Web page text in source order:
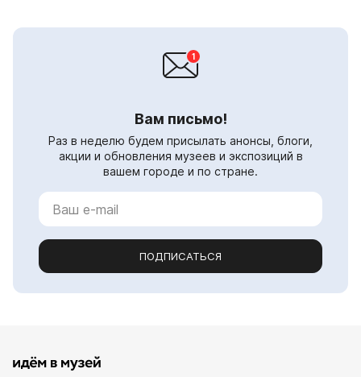
Вам письмо!
Раз в неделю будем присылать анонсы, блоги,
акции и обновления музеев и экспозиций в
вашем городе и по стране.
ПОДПИСАТЬСЯ